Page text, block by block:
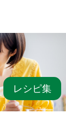
レシピ集